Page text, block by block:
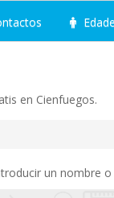
en Cienfuegos.
un nombre